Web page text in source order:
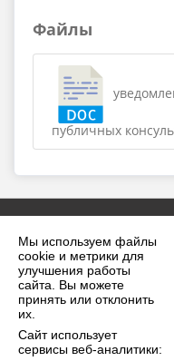
Мы используем файлы
cookie и метрики для
улучшения работы
сайта. Вы можете
принять или отклонить
их.
Сайт использует
сервисы веб-аналитики:
Файлы
публичных
2026 г. krilovskaya.ru
Вход
Карта сайта
Политика обработки